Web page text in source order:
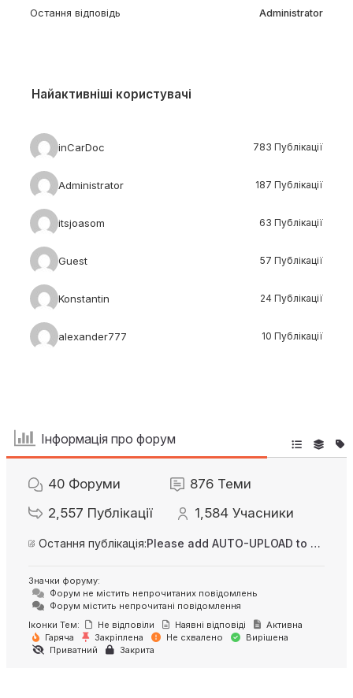
Остання відповідь
Administrator
Найактивніші користувачі
inCarDoc 783 Публікації
Administrator 187 Публікації
itsjoasom 63 Публікації
Guest 57 Публікації
Konstantin 24 Публікації
alexander777 10 Публікації
Інформація про форум
40 Форуми 876 Теми
2,557 Публікації 1,584 Учасники
Остання публікація: Please add AUTO-UPLOAD to server option + 2FA/MFA
Значки форуму:
Форум не містить непрочитаних повідомлень
Форум містить непрочитані повідомлення
Іконки Тем:
Не відповіли Наявні відповіді
Активна
Гаряча
Закріплена Не схвалено
Вирішена
Приватний
Закрита